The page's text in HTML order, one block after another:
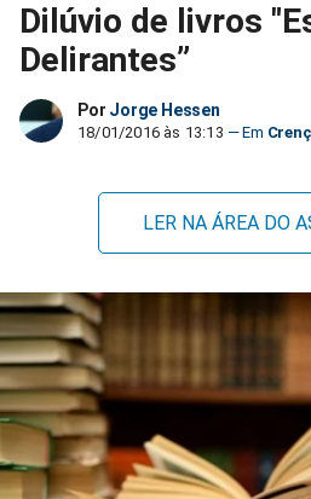
no
Facebook
no
Whatsapp
no
Dilúvio de livros
Delirantes”
Por Jorge Hessen
18/01/2016 às 13:13
LER NA ÁREA DO